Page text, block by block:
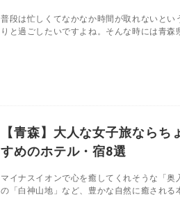
普段は忙しくてなかなか時間が取れないとい
りと過ごしたいですよね。そんな時には青
【青森】大人な女子旅なら
すめのホテル・宿8選
マイナスイオンで心を癒してくれそうな「
の「白神山地」など、豊かな自然に癒され